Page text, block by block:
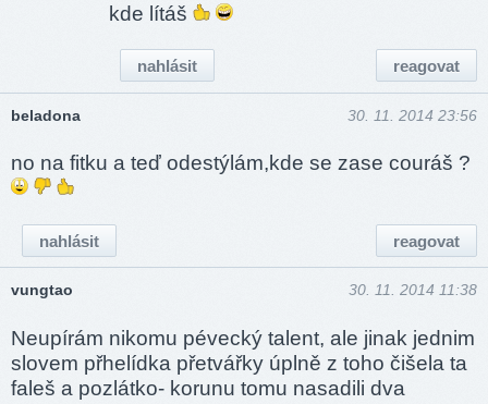
kde lítáš
reagovat
nahlásit
beladona 30. 11. 2014 23:56
no na fitku a teď odestýlám,kde se zase couráš ?
reagovat
nahlásit
vungtao 30. 11. 2014 11:38
Neupírám nikomu pévecký talent, ale jinak jednim
slovem přhelídka přetvářky úplně z toho čišela ta
faleš a pozlátko- korunu tomu nasadili dva